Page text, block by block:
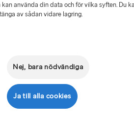
använda din data och för vilka syften. Du
av sådan vidare lagring.
Nej, bara nödvändiga
Ja till alla cookies